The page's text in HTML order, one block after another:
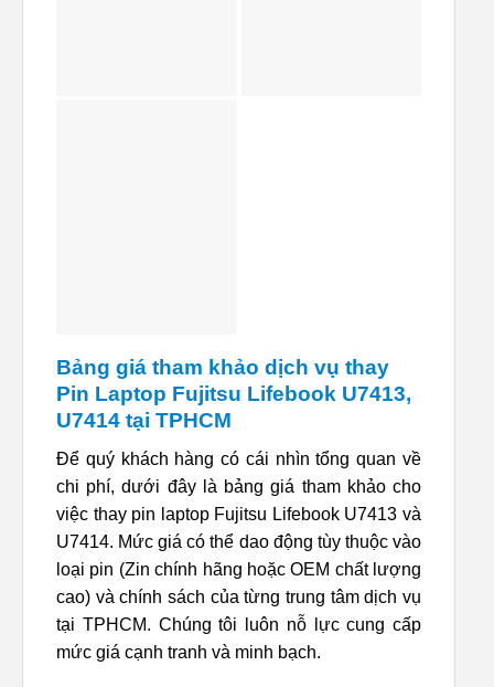
Bảng giá tham khảo dịch vụ thay
Pin Laptop Fujitsu Lifebook U7413,
U7414 tại TPHCM
Để quý khách hàng có cái nhìn tổng quan về
chi phí, dưới đây là bảng giá tham khảo cho
việc thay pin laptop Fujitsu Lifebook U7413 và
U7414. Mức giá có thể dao động tùy thuộc vào
loại pin (Zin chính hãng hoặc OEM chất lượng
cao) và chính sách của từng trung tâm dịch vụ
tại TPHCM. Chúng tôi luôn nỗ lực cung cấp
mức giá cạnh tranh và minh bạch.